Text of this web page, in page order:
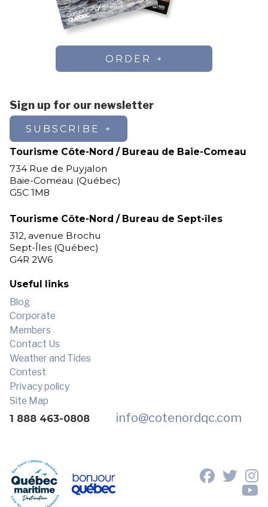
ORDER
Sign up for our newsletter
SUBSCRIBE
Tourisme Côte-Nord / Bureau de Baie-Comeau
734 Rue de Puyjalon
Baie-Comeau (Québec)
G5C 1M8
Tourisme Côte-Nord / Bureau de Sept-îles
312, avenue Brochu
Sept-Îles (Québec)
G4R 2W6
Useful links
Blog
Corporate
Members
Contact Us
Weather and Tides
Contest
Privacy policy
Site Map
1 888 463-0808 info@cotenordqc.com